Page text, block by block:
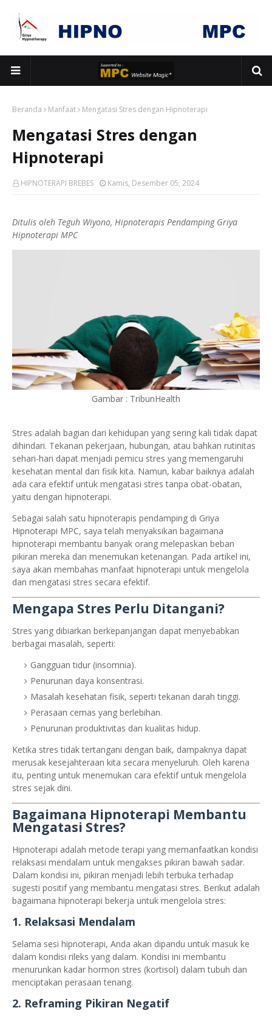
Beranda Manfaat Mengatasi Stres dengan Hipnoterapi
Mengatasi Stres dengan
Hipnoterapi
HIPNOTERAPI BREBES Kamis, Desember 05, 2024
Ditulis oleh Teguh Wiyono, Hipnoterapis Pendamping Griya
Hipnoterapi MPC
Gambar : TribunHealth
Stres adalah bagian dari kehidupan yang sering kali tidak dapat
dihindari. Tekanan pekerjaan, hubungan, atau bahkan rutinitas
sehari-hari dapat menjadi pemicu stres yang memengaruhi
kesehatan mental dan fisik kita. Namun, kabar baiknya adalah
ada cara efektif untuk mengatasi stres tanpa obat-obatan,
yaitu dengan hipnoterapi.
Sebagai salah satu hipnoterapis pendamping di Griya
Hipnoterapi MPC, saya telah menyaksikan bagaimana
hipnoterapi membantu banyak orang melepaskan beban
pikiran mereka dan menemukan ketenangan. Pada artikel ini,
saya akan membahas manfaat hipnoterapi untuk mengelola
dan mengatasi stres secara efektif.
Mengapa Stres Perlu Ditangani?
Stres yang dibiarkan berkepanjangan dapat menyebabkan
berbagai masalah, seperti:
Gangguan tidur (insomnia).
Penurunan daya konsentrasi.
Masalah kesehatan fisik, seperti tekanan darah tinggi.
Perasaan cemas yang berlebihan.
Penurunan produktivitas dan kualitas hidup.
Ketika stres tidak tertangani dengan baik, dampaknya dapat
merusak kesejahteraan kita secara menyeluruh. Oleh karena
itu, penting untuk menemukan cara efektif untuk mengelola
stres sejak dini.
Bagaimana Hipnoterapi Membantu
Mengatasi Stres?
Hipnoterapi adalah metode terapi yang memanfaatkan kondisi
relaksasi mendalam untuk mengakses pikiran bawah sadar.
Dalam kondisi ini, pikiran menjadi lebih terbuka terhadap
sugesti positif yang membantu mengatasi stres. Berikut adalah
bagaimana hipnoterapi bekerja untuk mengelola stres:
1. Relaksasi Mendalam
Selama sesi hipnoterapi, Anda akan dipandu untuk masuk ke
dalam kondisi rileks yang dalam. Kondisi ini membantu
menurunkan kadar hormon stres (kortisol) dalam tubuh dan
menciptakan perasaan tenang.
2. Reframing Pikiran Negatif